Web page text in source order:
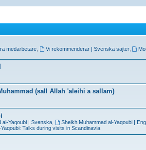
medarbetare, Vi rekommenderar | Svenska sajter,
(sall Allah 'aleihi a sallam)
al-Yaqoubi | Svenska, Sheikh Muhammad al-Yaqoubi |
Talks during visits in Scandinavia